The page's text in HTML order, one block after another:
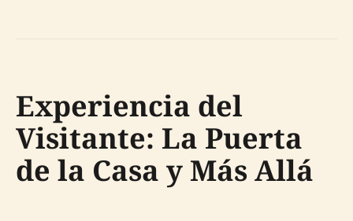
Experiencia del
Visitante: La Puerta
de la Casa y Más Allá